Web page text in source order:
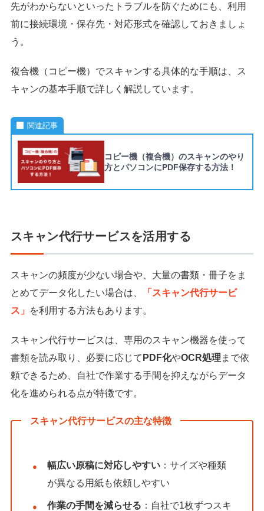
先がわからないといったトラブルを防ぐためにも、利用
前に接続環境・保存先・対応形式を確認しておきましょ
う。
複合機（コピー機）でスキャンする具体的な手順は、ス
キャンの基本手順で詳しく解説しています。
関連記事
コピー機（複合機）のスキャンのやり
方とパソコンにPDF保存する方法！
スキャン代行サービスを活用する
スキャンの頻度が少ない場合や、大量の書類・冊子をま
とめてデータ化したい場合は、
「スキャン代行サービ
ス」 を利用する方法もあります。
スキャン代行サービスは、専用のスキャン機器を使って
書類を読み取り、必要に応じて PDF化やOCR処理 まで依
頼できるため、自社で作業する手間を抑えながらデータ
化を進められる点が特徴です。
スキャン代行サービスの主な特徴
幅広い原稿に対応しやすい：サイズや種類
が異なる用紙も依頼しやすい
作業の手間を減らせる ：自社で1枚ずつスキ